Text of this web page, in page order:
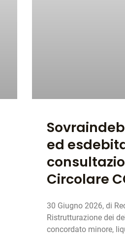
ed
Circolare
30 Giugno 2026, di
Ristrutturazione dei
concordato minore,